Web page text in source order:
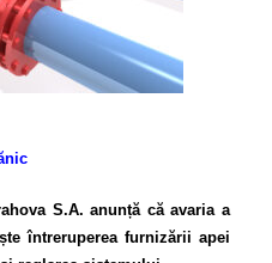
S.A. anunță că avaria a
întreruperea furnizării apei